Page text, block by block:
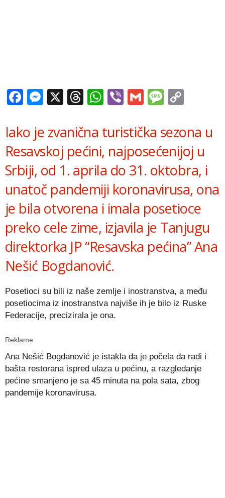
Facebook
Messenger
X Threads
WhatsApp
ViberGmail
Iako je zvanična turistička sezona u
Resavskoj pećini, najposećenijoj u
Srbiji, od 1. aprila do 31. oktobra, i
unatoč pandemiji koronavirusa, ona
je bila otvorena i imala posetioce
preko cele zime, izjavila je Tanjugu
direktorka JP “Resavska pećina” Ana
Nešić Bogdanović.
Posetioci su bili iz naše zemlje i inostranstva, a među
posetiocima iz inostranstva najviše ih je bilo iz Ruske
Federacije, precizirala je ona.
Reklame
Ana Nešić Bogdanović je istakla da je počela da radi i
bašta restorana ispred ulaza u pećinu, a razgledanje
pećine smanjeno je sa 45 minuta na pola sata, zbog
pandemije koronavirusa.